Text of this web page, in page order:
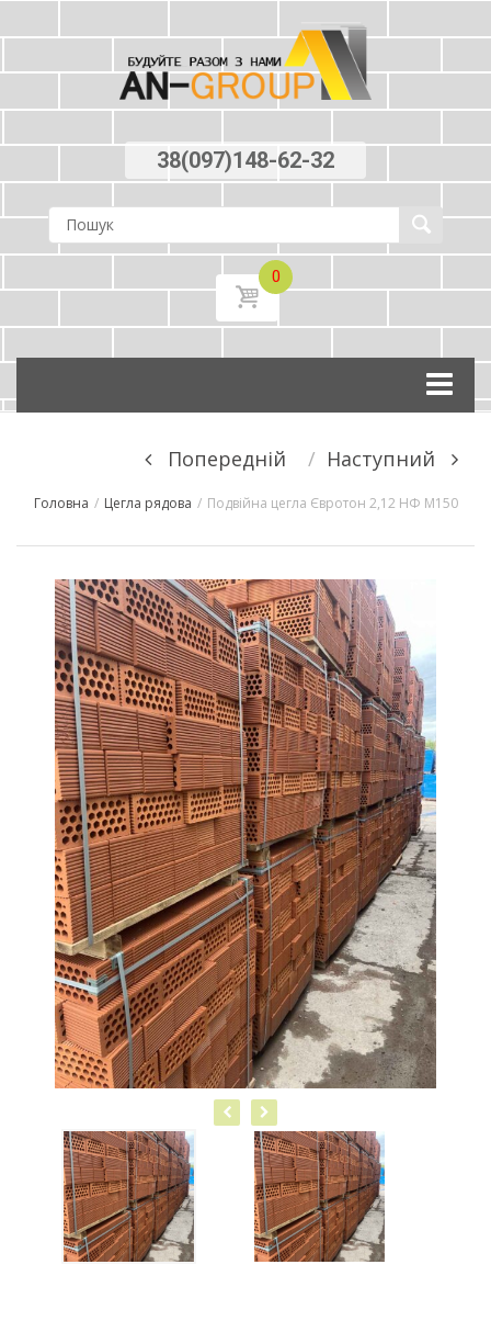
38(097)148-62-32
0
Skip
content
Post
navigation
Попереднiй Наступний
Головна / Цегла рядова / Подвійна цегла Євротон 2,12 НФ М150